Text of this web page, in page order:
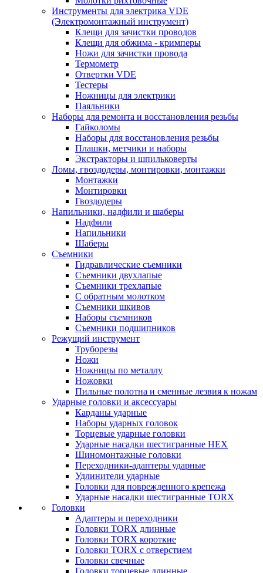
Инструменты для электрика VDE
(Электромонтажный инструмент)
Клещи для зачистки проводов
Клещи для обжима - кримперы
Ножи для зачистки провода
Термометр
Отвертки VDE
Тестеры
Ножницы для электрики
Паяльники
Наборы для ремонта и восстановления резьбы
Гайколомы
Наборы для восстановления резьбы
Плашки, метчики и наборы
Экстракторы и шпильковерты
Ломы, гвоздодеры, монтировки, монтажки
Монтажки
Монтировки
Гвоздодеры
Напильники, надфили и шаберы
Надфили
Напильники
Шаберы
Съемники
Гидравлические съемники
Съемники двухлапые
Съемники трехлапые
С обратным молотком
Съемники шкивов
Наборы съемников
Съемники подшипников
Режущий инструмент
Труборезы
Ножи
Ножницы по металлу
Ножовки
Пильные полотна и сменные лезвия к ножам
Ударные головки и аксессуары
Карданы ударные
Наборы ударных головок
Торцевые ударные головки
Ударные насадки шестигранные HEX
Шиномонтажные головки
Переходники-адаптеры ударные
Удлинители ударные
Головки для поврежденного крепежа
Ударные насадки шестигранные TORX
Головки
Адаптеры и переходники
Головки TORX длинные
Головки TORX короткие
Головки TORX с отверстием
Головки свечные
Головки торцевые длинные